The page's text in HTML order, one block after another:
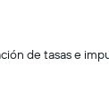
de tasas e